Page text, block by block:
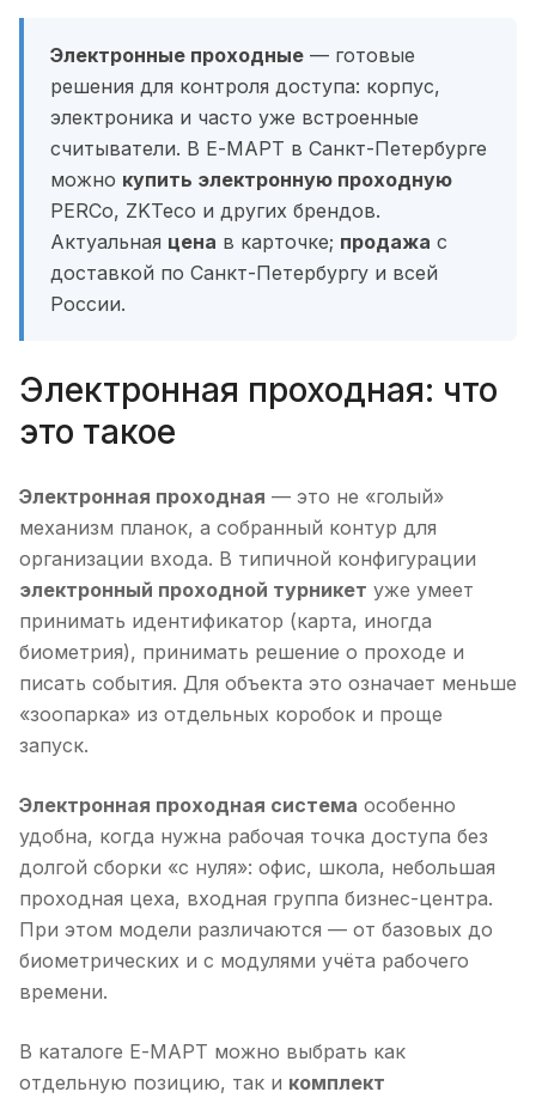
Электронные проходные — готовые
решения для контроля доступа: корпус,
электроника и часто уже встроенные
считыватели. В Е-МАРТ в Санкт-Петербурге
можно купить электронную проходную
PERCo, ZKTeco и других брендов.
Актуальная цена в карточке; продажа с
доставкой по Санкт-Петербургу и всей
России.
Электронная проходная: что
это такое
Электронная проходная — это не «голый»
механизм планок, а собранный контур для
организации входа. В типичной конфигурации
электронный проходной турникет уже умеет
принимать идентификатор (карта, иногда
биометрия), принимать решение о проходе и
писать события. Для объекта это означает меньше
«зоопарка» из отдельных коробок и проще
запуск.
Электронная проходная система особенно
удобна, когда нужна рабочая точка доступа без
долгой сборки «с нуля»: офис, школа, небольшая
проходная цеха, входная группа бизнес-центра.
При этом модели различаются — от базовых до
биометрических и с модулями учёта рабочего
времени.
В каталоге Е-МАРТ можно выбрать как
отдельную позицию, так и комплект